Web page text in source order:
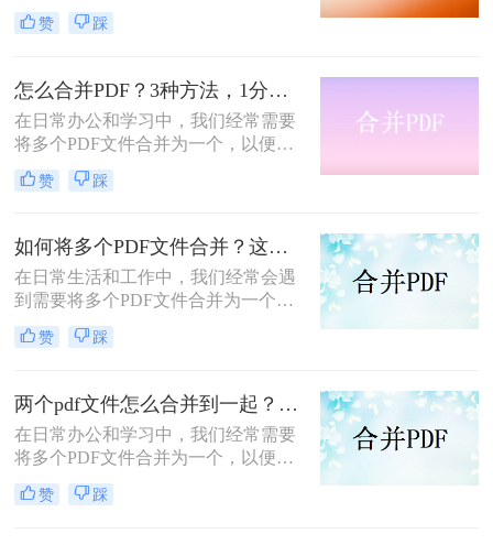
分享、存档或打印。那么如何合并pdf
文件呢？本文将介绍三种常用的PDF
赞 踩
怎么合并PDF？3种方法，1分钟轻松搞定！！
在日常办公和学习中，我们经常需要
将多个PDF文件合并为一个，以便于
分享、存储和管理。那么怎么合并pdf
呢？本文将介绍四种合并PDF的方
任务。
赞 踩
如何将多个PDF文件合并？这两个高效方法帮你解决！
在日常生活和工作中，我们经常会遇
到需要将多个PDF文件合并为一个的
情况，以便于查阅、分享或存档。那
么如何将多个PDF文件合并呢？本文
赞 踩
两个pdf文件怎么合并到一起？这三种合并方法超实用！
在日常办公和学习中，我们经常需要
将多个PDF文件合并为一个，以便于
阅读、分享或存档。那么两个pdf文件
怎么合并到一起呢？本文将介绍三种
赞 踩